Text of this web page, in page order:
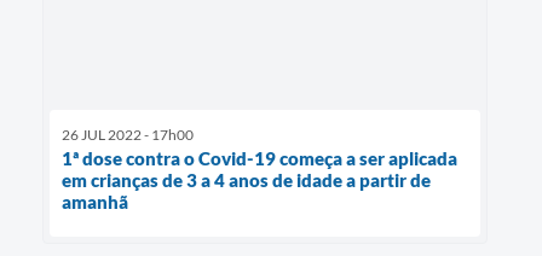
26 JUL 2022 - 17h00
1ª dose contra o Covid-19 começa a ser aplicada
em crianças de 3 a 4 anos de idade a partir de
amanhã